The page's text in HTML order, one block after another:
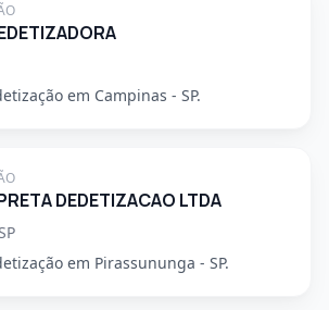
em Campinas - SP.
DEDETIZACAO LTDA
em Pirassununga - SP.